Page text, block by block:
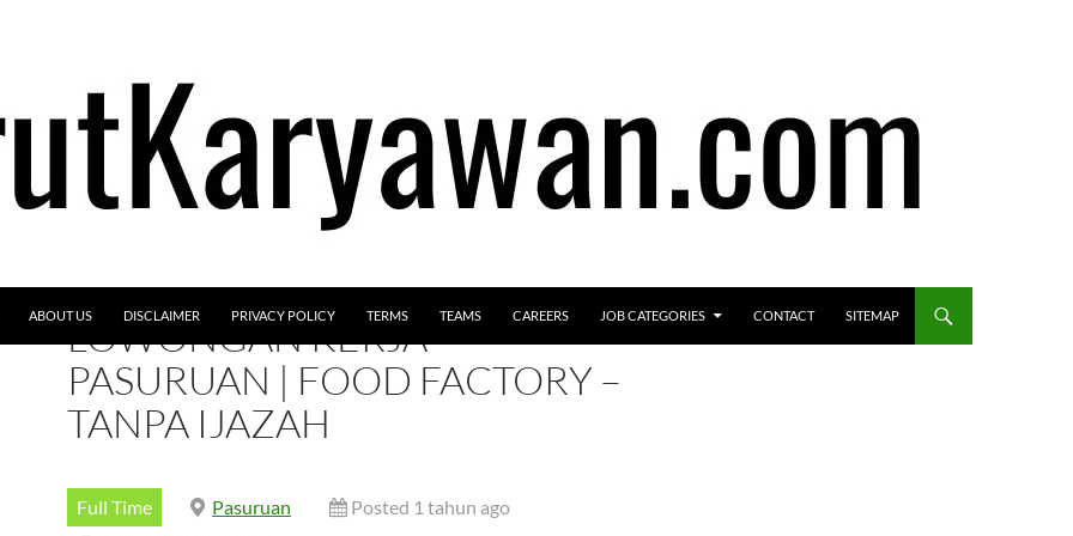
ABOUT US DISCLAIMER PRIVACY POLICY TERMS TEAMS CAREERS JOB CATEGORIES CONTACT SITEMAP
LOWONGAN KERJA
PASURUAN | FOOD FACTORY –
TANPA IJAZAH
Full Time Pasuruan
Posted 1 tahun ago